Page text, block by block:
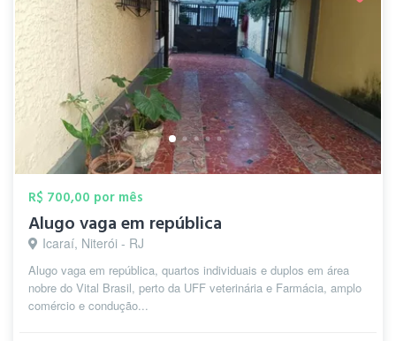
R$ 700,00 por mês
Alugo vaga em república
Icaraí, Niterói - RJ
Alugo vaga em república, quartos individuais e duplos em área
nobre do Vital Brasil, perto da UFF veterinária e Farmácia, amplo
comércio e condução...